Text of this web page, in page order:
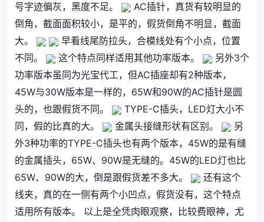
号字迹偏灰，黑度不足。
AC插针，真货有较明显的
倒角，截面面积较小，是平的，假货倒角不明显，截面
大。
早看线尾防拉头，合模线处有个小点，位置
不同。
这个特点同样适用其他功率版本。
另外3个
功率版本虽同为光宝代工，但AC插座却有2种版本，
45W与30W版本是一样的，65W和90W的AC插针是圆
头的，也跟假货不同。
TYPE-C插头，LED灯大小不
同，假的比真的大。
金属头接缝形状有区别。
另
外3种功率的TYPE-C插头也有两个版本，45W的是有缝
的金属插头，65W、90W是无缝的。45W的LED灯也比
65W、90W的大，倒是跟假货差不多大。
还有这个
线夹，真的在一侧有两个小凹点，假货没有，这个特点
适用所有版本。 以上是全凭肉眼观察，比较费眼神，尤